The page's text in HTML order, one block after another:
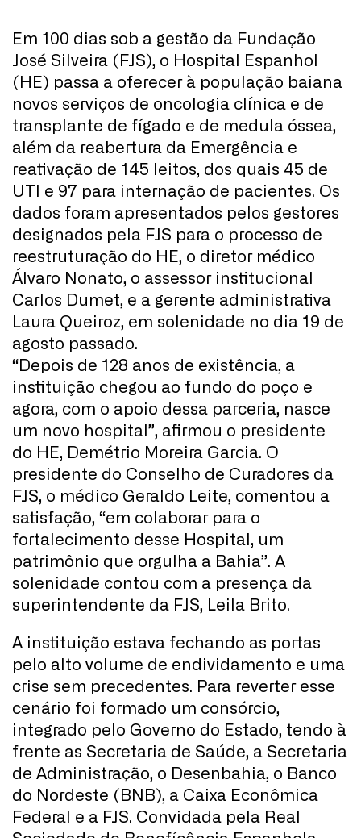
Em 100 dias sob a gestão da Fundação
José Silveira (FJS), o Hospital Espanhol
(HE) passa a oferecer à população baiana
novos serviços de oncologia clínica e de
transplante de fígado e de medula óssea,
além da reabertura da Emergência e
reativação de 145 leitos, dos quais 45 de
UTI e 97 para internação de pacientes. Os
dados foram apresentados pelos gestores
designados pela FJS para o processo de
reestruturação do HE, o diretor médico
Álvaro Nonato, o assessor institucional
Carlos Dumet, e a gerente administrativa
Laura Queiroz, em solenidade no dia 19 de
agosto passado.
“Depois de 128 anos de existência, a
instituição chegou ao fundo do poço e
agora, com o apoio dessa parceria, nasce
um novo hospital”, afirmou o presidente
do HE, Demétrio Moreira Garcia. O
presidente do Conselho de Curadores da
FJS, o médico Geraldo Leite, comentou a
satisfação, “em colaborar para o
fortalecimento desse Hospital, um
patrimônio que orgulha a Bahia”. A
solenidade contou com a presença da
superintendente da FJS, Leila Brito.
A instituição estava fechando as portas
pelo alto volume de endividamento e uma
crise sem precedentes. Para reverter esse
cenário foi formado um consórcio,
integrado pelo Governo do Estado, tendo à
frente as Secretaria de Saúde, a Secretaria
de Administração, o Desenbahia, o Banco
do Nordeste (BNB), a Caixa Econômica
Federal e a FJS. Convidada pela Real